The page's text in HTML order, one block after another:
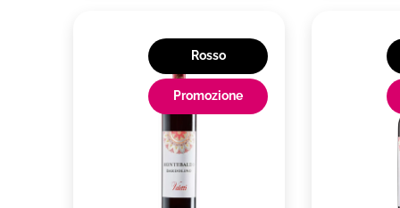
Rosso
Promozione